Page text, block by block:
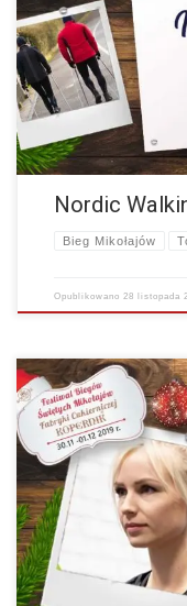
W tym roku na Festiwalu
Cukierniczej Kopernik po
Mikołajów 5km. W
Nordic
Bieg Mikołajów
Opublikowano 28 listopada
Witajcie ! Mamy dla Was
z Speedfit Toruń,
Jesteśmy przekonani,